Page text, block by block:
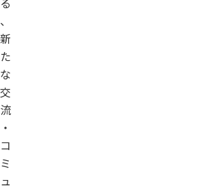
、
新
た
な
交
流
・
コ
ミ
ュ